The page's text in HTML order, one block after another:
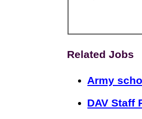
Related Jobs
Army
DAV Staff